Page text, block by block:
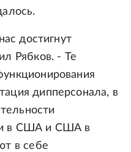
достигнут
Рябков. - Те
дипперсонала, в
в США и США в
в себе